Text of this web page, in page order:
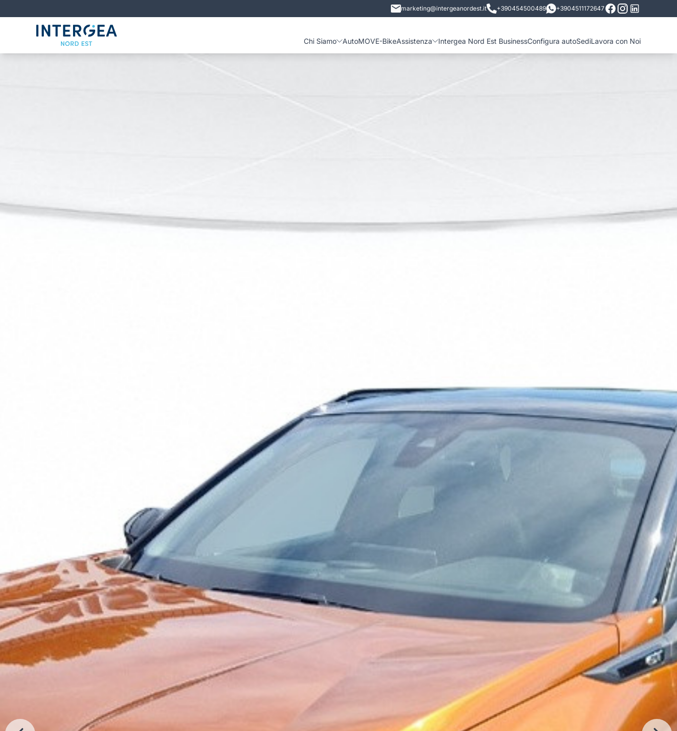
marketing@intergeanordest.it +390454500489 +3904511172647
Chi Siamo AutoMOVE-BikeAssistenza Intergea Nord Est BusinessConfigura autoSediLavora con Noi